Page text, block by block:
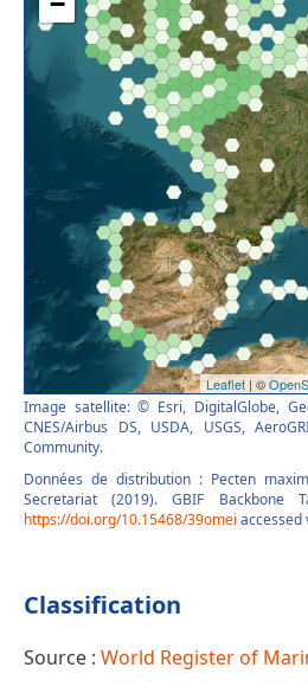
Image satellite: © Esri, DigitalGlobe,
CNES/Airbus DS, USDA, USGS,
Community.
Données de distribution : Pecten
Secretariat (2019). GBIF Backbone
https://doi.org/10.15468/39omei accessed
Classification
Source : World Register of